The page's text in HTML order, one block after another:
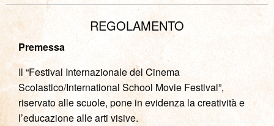
REGOLAMENTO
Premessa
Il “Festival Internazionale del Cinema
Scolastico/International School Movie Festival”,
riservato alle scuole, pone in evidenza la creatività e
l’educazione alle arti visive.